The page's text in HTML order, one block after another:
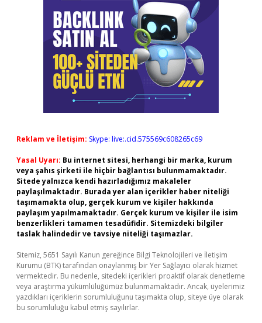
Reklam ve İletişim: Skype: live:.cid.575569c608265c69
Yasal Uyarı: Bu internet sitesi, herhangi bir marka, kurum
veya şahıs şirketi ile hiçbir bağlantısı bulunmamaktadır.
Sitede yalnızca kendi hazırladığımız makaleler
paylaşılmaktadır. Burada yer alan içerikler haber niteliği
taşımamakta olup, gerçek kurum ve kişiler hakkında
paylaşım yapılmamaktadır. Gerçek kurum ve kişiler ile isim
benzerlikleri tamamen tesadüfidir. Sitemizdeki bilgiler
taslak halindedir ve tavsiye niteliği taşımazlar.
Sitemiz, 5651 Sayılı Kanun gereğince Bilgi Teknolojileri ve İletişim
Kurumu (BTK) tarafından onaylanmış bir Yer Sağlayıcı olarak hizmet
vermektedir. Bu nedenle, sitedeki içerikleri proaktif olarak denetleme
veya araştırma yükümlülüğümüz bulunmamaktadır. Ancak, üyelerimiz
yazdıkları içeriklerin sorumluluğunu taşımakta olup, siteye üye olarak
bu sorumluluğu kabul etmiş sayılırlar.